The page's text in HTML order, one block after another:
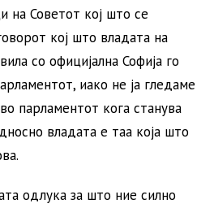
на Советот кој што се
кој што владата на
со официјална Софија го
иако не ја гледаме
парламентот кога станува
владата е таа која што
одлука за што ние силно